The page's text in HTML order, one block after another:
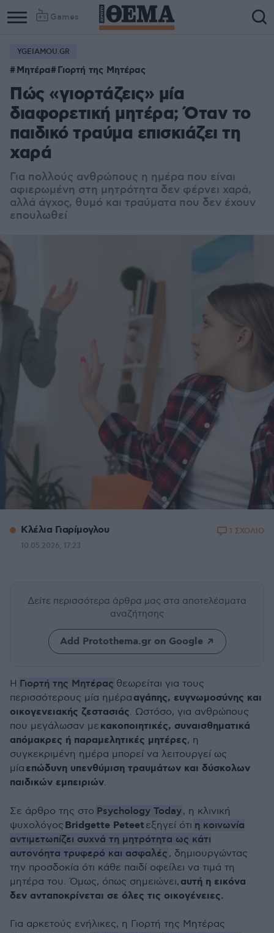
Games
YGEIAMOU.GR
Μητέρα Γιορτή της Μητέρας
Πώς «γιορτάζεις» μία
διαφορετική μητέρα; Όταν το
παιδικό τραύμα επισκιάζει τη
χαρά
Για πολλούς ανθρώπους η ημέρα που είναι
αφιερωμένη στη μητρότητα δεν φέρνει χαρά,
αλλά άγχος, θυμό και τραύματα που δεν έχουν
επουλωθεί
Κλέλια Γιαρίμογλου
10.05.2026, 17:23
1 ΣΧΟΛΙΟ
Δείτε περισσότερα άρθρα μας στα αποτελέσματα
αναζήτησης
Add Protothema.gr on Google
Η Γιορτή της Μητέρας θεωρείται για τους
περισσότερους μία ημέρα αγάπης, ευγνωμοσύνης και
οικογενειακής ζεστασιάς. Ωστόσο, για ανθρώπους
που μεγάλωσαν με κακοποιητικές, συναισθηματικά
απόμακρες ή παραμελητικές μητέρες, η
συγκεκριμένη ημέρα μπορεί να λειτουργεί ως
μία επώδυνη υπενθύμιση τραυμάτων και δύσκολων
παιδικών εμπειριών.
Σε άρθρο της στο Psychology Today, η κλινική
ψυχολόγος Bridgette Peteet εξηγεί ότι η κοινωνία
αντιμετωπίζει συχνά τη μητρότητα ως κάτι
αυτονόητα τρυφερό και ασφαλές , δημιουργώντας
την προσδοκία ότι κάθε παιδί οφείλει να τιμά τη
μητέρα του. Όμως, όπως σημειώνει, αυτή η εικόνα
δεν ανταποκρίνεται σε όλες τις οικογένειες.
Για αρκετούς ενήλικες, η Γιορτή της Μητέρας